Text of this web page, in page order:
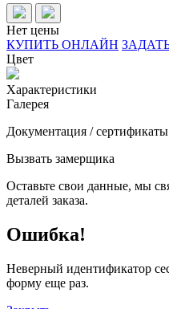
Нет цены
КУПИТЬ ОНЛАЙН
Цвет
Характеристики
Галерея
Документация / сертификаты
Вызвать замерщика
Оставьте свои данные, мы
деталей заказа.
Ошибка!
Неверный идентификатор
форму еще раз.